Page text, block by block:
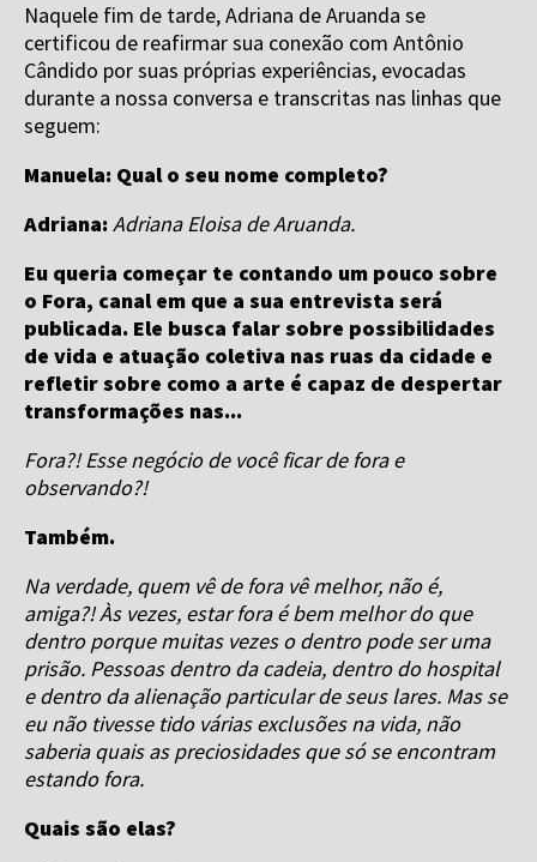
Naquele fim de tarde, Adriana de Aruanda se
certificou de reafirmar sua conexão com Antônio
Cândido por suas próprias experiências, evocadas
durante a nossa conversa e transcritas nas linhas que
seguem:
Manuela: Qual o seu nome completo?
Adriana: Adriana Eloisa de Aruanda.
Eu queria começar te contando um pouco sobre
o Fora, canal em que a sua entrevista será
publicada. Ele busca falar sobre possibilidades
de vida e atuação coletiva nas ruas da cidade e
refletir sobre como a arte é capaz de despertar
transformações nas...
Fora?! Esse negócio de você ficar de fora e
observando?!
Também.
Na verdade, quem vê de fora vê melhor, não é,
amiga?! Às vezes, estar fora é bem melhor do que
dentro porque muitas vezes o dentro pode ser uma
prisão. Pessoas dentro da cadeia, dentro do hospital
e dentro da alienação particular de seus lares. Mas se
eu não tivesse tido várias exclusões na vida, não
saberia quais as preciosidades que só se encontram
estando fora.
Quais são elas?